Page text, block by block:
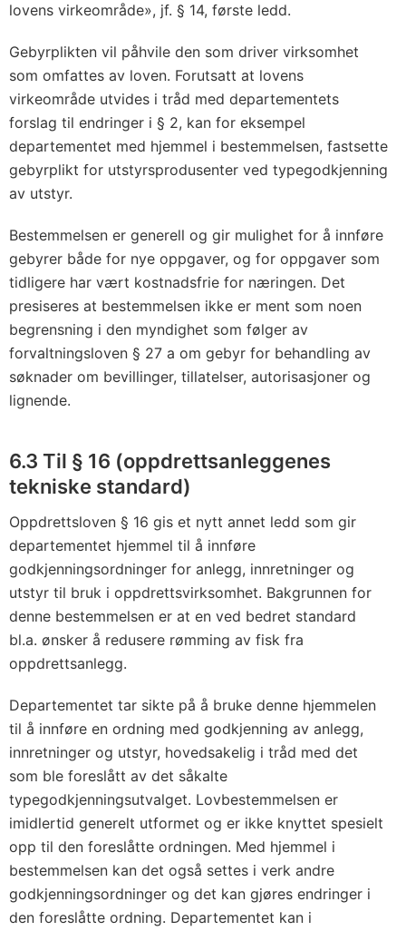
lovens virkeområde», jf. § 14, første ledd.
Gebyrplikten vil påhvile den som driver virksomhet
som omfattes av loven. Forutsatt at lovens
virkeområde utvides i tråd med departementets
forslag til endringer i § 2, kan for eksempel
departementet med hjemmel i bestemmelsen, fastsette
gebyrplikt for utstyrsprodusenter ved typegodkjenning
av utstyr.
Bestemmelsen er generell og gir mulighet for å innføre
gebyrer både for nye oppgaver, og for oppgaver som
tidligere har vært kostnadsfrie for næringen. Det
presiseres at bestemmelsen ikke er ment som noen
begrensning i den myndighet som følger av
forvaltningsloven § 27 a om gebyr for behandling av
søknader om bevillinger, tillatelser, autorisasjoner og
lignende.
6.3 Til § 16 (oppdrettsanleggenes
tekniske standard)
Oppdrettsloven § 16 gis et nytt annet ledd som gir
departementet hjemmel til å innføre
godkjenningsordninger for anlegg, innretninger og
utstyr til bruk i oppdrettsvirksomhet. Bakgrunnen for
denne bestemmelsen er at en ved bedret standard
bl.a. ønsker å redusere rømming av fisk fra
oppdrettsanlegg.
Departementet tar sikte på å bruke denne hjemmelen
til å innføre en ordning med godkjenning av anlegg,
innretninger og utstyr, hovedsakelig i tråd med det
som ble foreslått av det såkalte
typegodkjenningsutvalget. Lovbestemmelsen er
imidlertid generelt utformet og er ikke knyttet spesielt
opp til den foreslåtte ordningen. Med hjemmel i
bestemmelsen kan det også settes i verk andre
godkjenningsordninger og det kan gjøres endringer i
den foreslåtte ordning. Departementet kan i